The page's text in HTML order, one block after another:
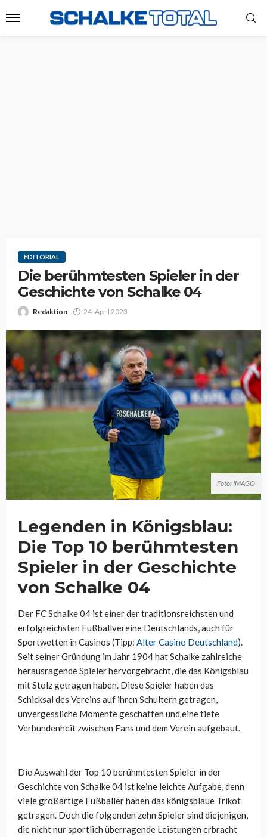
EDITORIAL
Die berühmtesten Spieler in der
Geschichte von Schalke 04
Redaktion 24. April 2023
Foto: IMAGO
Legenden in Königsblau:
Die Top 10 berühmtesten
Spieler in der Geschichte
von Schalke 04
Der FC Schalke 04 ist einer der traditionsreichsten und
erfolgreichsten Fußballvereine Deutschlands, auch für
Sportwetten in Casinos (Tipp: Alter Casino Deutschland).
Seit seiner Gründung im Jahr 1904 hat Schalke zahlreiche
herausragende Spieler hervorgebracht, die das Königsblau
mit Stolz getragen haben. Diese Spieler haben das
Schicksal des Vereins auf ihren Schultern getragen,
unvergessliche Momente geschaffen und eine tiefe
Verbundenheit zwischen Fans und dem Verein aufgebaut.
Die Auswahl der Top 10 berühmtesten Spieler in der
Geschichte von Schalke 04 ist keine leichte Aufgabe, denn
viele großartige Fußballer haben das königsblaue Trikot
getragen. Doch die folgenden zehn Spieler sind diejenigen,
die nicht nur sportlich überragende Leistungen erbracht